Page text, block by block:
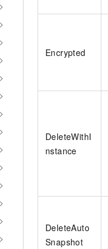
Encrypted
DeleteWithI
nstance
DeleteAuto
Snapshot